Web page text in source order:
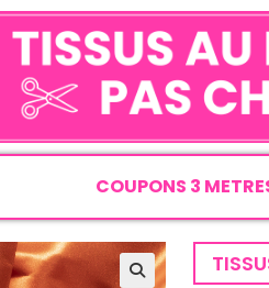
COUPONS 3